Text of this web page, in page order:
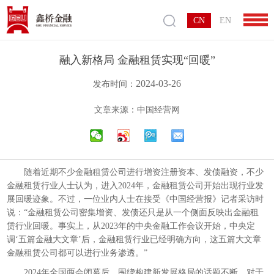
CN EN
融入新格局 金融租赁实现“回暖”
发布时间： 2024-03-26
文章来源：中国经营网
随着近期不少金融租赁公司进行增资注册资本、发债融资，不少
金融租赁行业人士认为，进入2024年，金融租赁公司开始出现行业发
展回暖迹象。不过，一位业内人士在接受《中国经营报》记者采访时
说：“金融租赁公司密集增资、发债还只是从一个侧面反映出金融租
赁行业回暖。事实上，从2023年的中央金融工作会议开始，中央定
调‘五篇金融大文章’后，金融租赁行业已经明确方向，这五篇大文章
金融租赁公司都可以进行业务渗透。”